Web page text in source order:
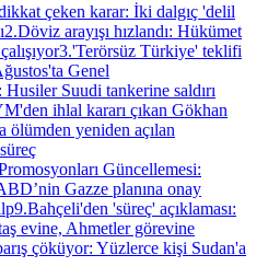
çeken karar: İki dalgıç 'delil
2.Döviz arayışı hızlandı: Hükümet
3.'Terörsüz Türkiye' teklifi
Genel
Husiler Suudi tankerine saldırı
ihlal kararı çıkan Gökhan
ölümden yeniden açılan
Güncellemesi:
Gazze planına onay
9.Bahçeli'den 'süreç' açıklaması:
evine, Ahmetler görevine
çöküyor: Yüzlerce kişi Sudan'a